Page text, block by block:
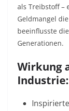
als Treibstoff –
Geldmangel
beeinflusste
Generationen.
Wirkung
Industrie: